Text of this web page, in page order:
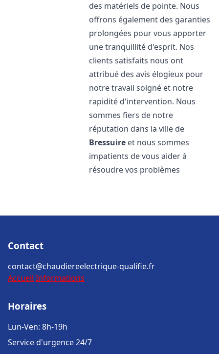
des matériels de pointe. Nous
offrons également des garanties
prolongées pour vous apporter
une tranquillité d'esprit. Nos
clients satisfaits nous ont
attribué des avis élogieux pour
notre travail soigné et notre
rapidité d'intervention. Nous
sommes fiers de notre
réputation dans la ville de
Bressuire et nous sommes
impatients de vous aider à
résoudre vos problèmes
Contact
contact@chaudiereelectrique-qualifie.fr
Accueil Informations
Horaires
Lun-Ven: 8h-19h
Service d'urgence 24/7